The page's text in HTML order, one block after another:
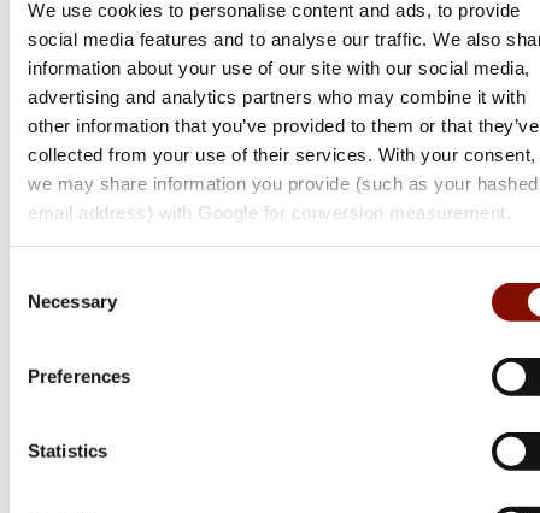
We use cookies to personalise content and ads, to provide
social media features and to analyse our traffic. We also
information about your use of our site with our social media,
advertising and analytics partners who may combine it with
other information that you’ve provided to them or that they’ve
collected from your use of their services. With your consent,
we may share information you provide (such as your hashed
email address) with Google for conversion measurement.
Selection
Necessary
Preferences
Statistics
Från 39 kr
Online: I lager